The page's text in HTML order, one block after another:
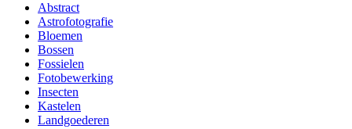
Abstract
Astrofotografie
Bloemen
Bossen
Fossielen
Fotobewerking
Insecten
Kastelen
Landgoederen